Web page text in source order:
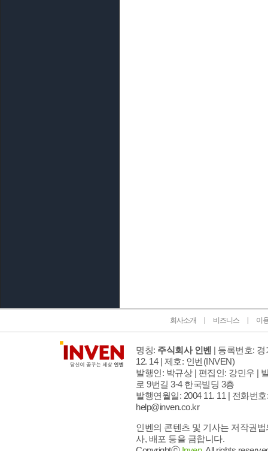
회사소개 비즈니스 이
명칭: 주식회사 인벤 | 등록번호:
12. 14 | 제호: 인벤(INVEN)
발행인: 박규상 | 편집인: 강민우 |
로 9번길 3-4 한국빌딩 3층
발행연월일: 2004 11. 11 | 전화번호
help@inven.co.kr
인벤의 콘텐츠 및 기사는 저작권
사, 배포 등을 금합니다.